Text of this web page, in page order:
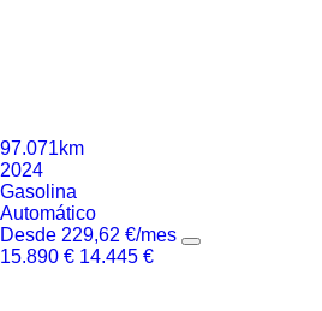
97.071km
2024
Gasolina
Automático
Desde 229,62 €/mes
15.890 € 14.445 €